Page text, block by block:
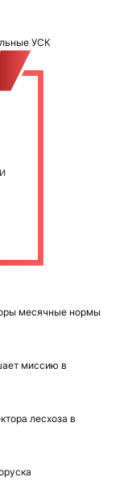
УСК
месячные нормы
миссию в
лесхоза в